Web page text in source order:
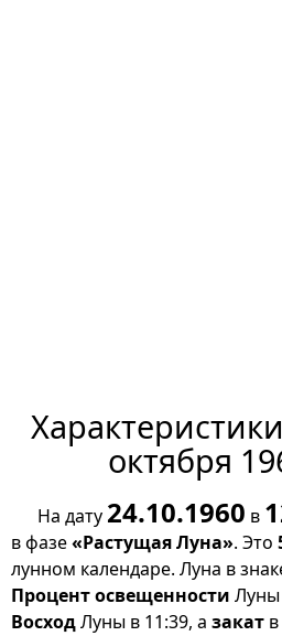
октября
На дату 24.10.1960 в
в фазе«Растущая Луна». Это
лунном календаре. Луна в
Процент освещенности Луны
ВосходЛуны в 11:39, а закат